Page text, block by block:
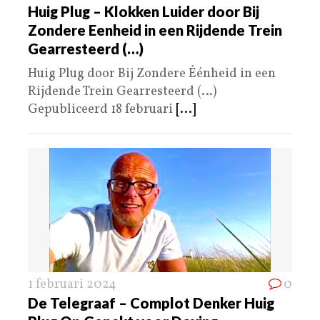
Huig Plug – Klokken Luider door Bij
Zondere Eenheid in een Rijdende Trein
Gearresteerd (…)
Huig Plug door Bij Zondere Éénheid in een
Rijdende Trein Gearresteerd (…)
Gepubliceerd 18 februari [...]
1 februari 2024 0
De Telegraaf – Complot Denker Huig